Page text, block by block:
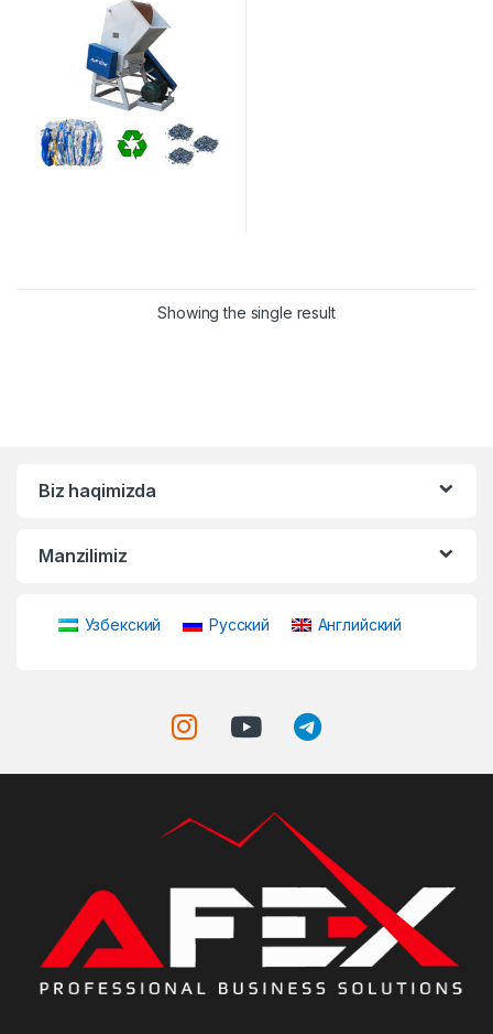
Showing the single result
Biz haqimizda
Manzilimiz
Узбекский Русский Английский